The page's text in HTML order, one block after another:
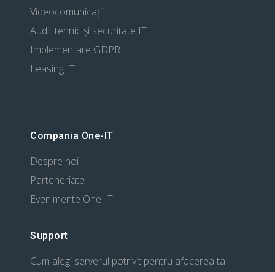
Videocomunicații
Audit tehnic și securitate IT
Implementare GDPR
Leasing IT
Compania One-IT
Despre noi
Parteneriate
Evenimente One-IT
Support
Cum alegi serverul potrivit pentru afacerea ta